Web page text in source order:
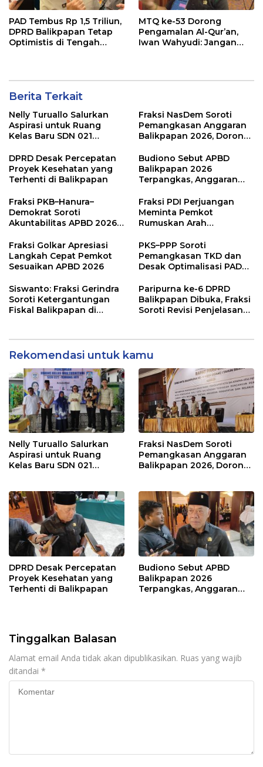
PAD Tembus Rp 1,5 Triliun,
DPRD Balikpapan Tetap
Optimistis di Tengah
MTQ ke-53 Dorong
Pengamalan Al-Qur’an,
Iwan Wahyudi: Jangan
Berita Terkait
Nelly Turuallo Salurkan
Aspirasi untuk Ruang
Kelas Baru SDN 021
Fraksi NasDem Soroti
Pemangkasan Anggaran
Balikpapan 2026, Dorong
Publik
DPRD Desak Percepatan
Proyek Kesehatan yang
Terhenti di Balikpapan
Budiono Sebut APBD
Balikpapan 2026
Terpangkas, Anggaran
Fraksi PKB–Hanura–
Demokrat Soroti
Akuntabilitas APBD 2026
Pengawasan Belanja
Modal
Fraksi PDI Perjuangan
Meminta Pemkot
Rumuskan Arah
Terukur sebagai
Penyangga IKN
Fraksi Golkar Apresiasi
Langkah Cepat Pemkot
Sesuaikan APBD 2026
PKS–PPP Soroti
Pemangkasan TKD dan
Desak Optimalisasi PAD
Balikpapan 2026
Siswanto: Fraksi Gerindra
Soroti Ketergantungan
Fiskal Balikpapan di
Paripurna ke-6 DPRD
Balikpapan Dibuka, Fraksi
Soroti Revisi Penjelasan
Rekomendasi untuk kamu
Nelly Turuallo Salurkan
Aspirasi untuk Ruang
Kelas Baru SDN 021
Fraksi NasDem Soroti
Pemangkasan Anggaran
Balikpapan 2026, Dorong
DPRD Desak Percepatan
Proyek Kesehatan yang
Terhenti di Balikpapan
Budiono Sebut APBD
Balikpapan 2026
Terpangkas, Anggaran
Tinggalkan Balasan
Alamat email Anda tidak akan dipublikasikan. Ruas yang wajib
ditandai *